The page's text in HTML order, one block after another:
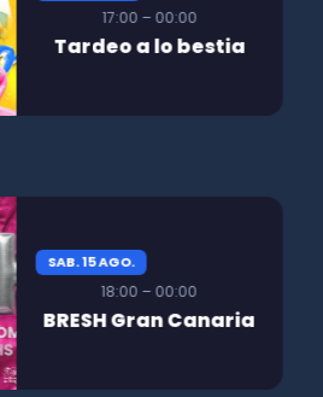
17:00 – 00:00
Tardeo a lo bestia
SAB. 15 AGO.
18:00 – 00:00
BRESH Gran Canaria